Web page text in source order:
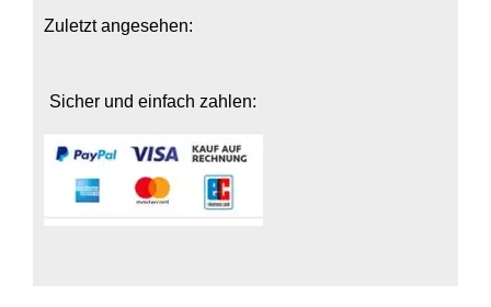
Zuletzt angesehen:
Sicher und einfach zahlen: